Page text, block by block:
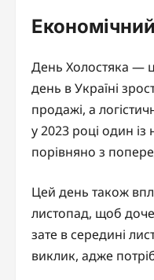
День Холостяка —
день в Україні
продажі, а
у 2023 році один
порівняно з
Цей день також
листопад, щоб
зате в середині
виклик, адже